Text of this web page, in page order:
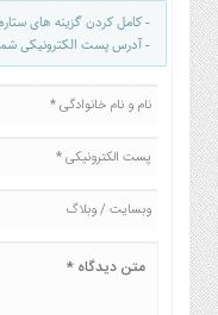
- کامل کردن گزینه های
- آدرس پست الکترونیکی